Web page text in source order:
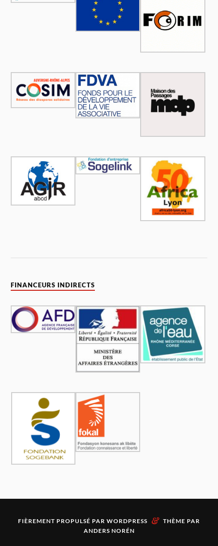
FINANCEURS INDIRECTS
FIÈREMENT PROPULSÉ PAR WORDPRESS & THÈME PAR
ANDERS NORÉN